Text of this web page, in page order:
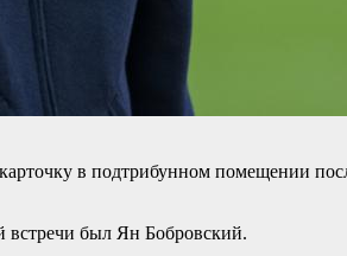
в подтрибунном помещении
встречи был Ян Бобровский.